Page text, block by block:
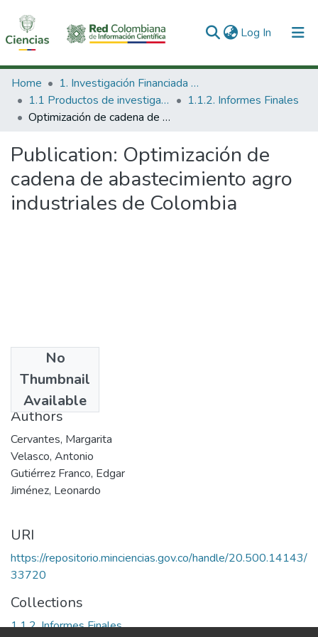
Log In (current)
Communities & Collections
All of DSpace
Home
1. Investigación Financiada con Recursos Públicos
1.1 Productos de investigación
1.1.2. Informes Finales
Optimización de cadena de abastecimiento agro industriales de Colombia
Publication: Optimización de
cadena de abastecimiento agro
industriales de Colombia
No
Thumbnail
Available
2005
Authors
Cervantes, Margarita
Velasco, Antonio
Gutiérrez Franco, Edgar
Jiménez, Leonardo
URI
https://repositorio.minciencias.gov.co/handle/20.500.14143/
33720
Collections
1.1.2. Informes Finales